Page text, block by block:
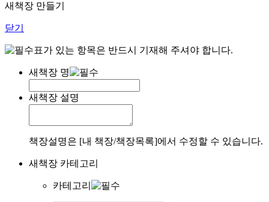
새책장 만들기
닫기
표가 있는 항목은 반드시 기재해 주셔야 합니다.
새책장 명
새책장 설명
책장설명은 [내 책장/책장목록]에서 수정할 수 있습니다.
새책장 카테고리
카테고리